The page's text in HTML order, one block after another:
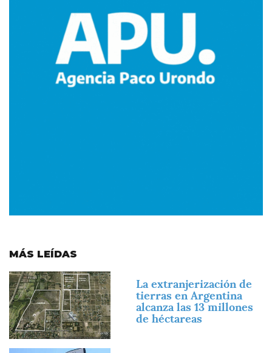
MÁS LEÍDAS
Imagen
La extranjerización de
tierras en Argentina
alcanza las 13 millones
de héctareas